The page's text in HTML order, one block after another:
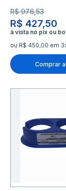
R$ 427,50
R$ 976,53
ou R$ 450,00 em
Comprar